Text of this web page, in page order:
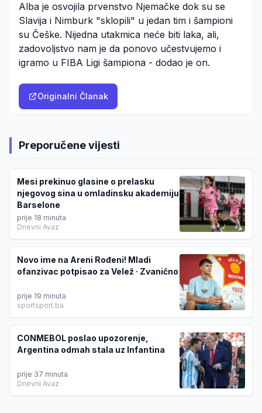
Alba je osvojila prvenstvo Njemačke dok su se
Slavija i Nimburk "sklopili" u jedan tim i šampioni
su Češke. Nijedna utakmica neće biti laka, ali,
zadovoljstvo nam je da ponovo učestvujemo i
igramo u FIBA Ligi šampiona - dodao je on.
Originalni Članak
Preporučene vijesti
Mesi prekinuo glasine o prelasku
njegovog sina u omladinsku akademiju
Barselone
prije 18 minuta
Dnevni Avaz
Novo ime na Areni Rođeni! Mladi
ofanzivac potpisao za Velež · Zvanično
prije 19 minuta
sportsport.ba
CONMEBOL poslao upozorenje,
Argentina odmah stala uz Infantina
prije 37 minuta
Dnevni Avaz